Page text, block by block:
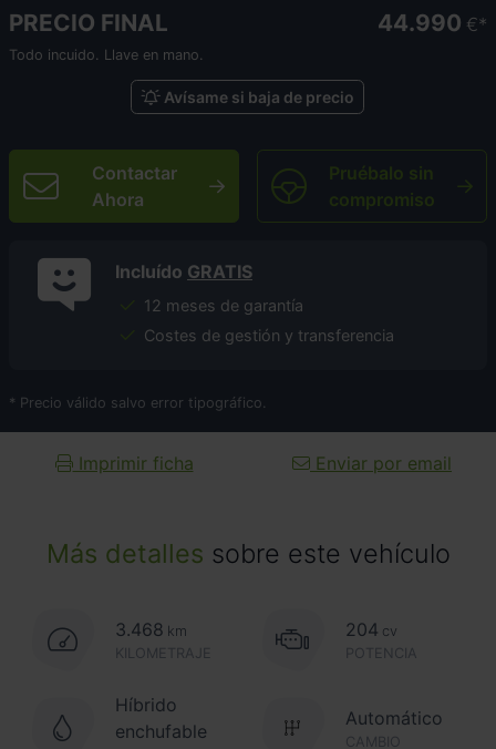
Más detalles sobre este vehículo
3.468 km
KILOMETRAJE
204 cv
POTENCIA
Híbrido
enchufable
CAMBIO
Automático
PRECIO FINAL 44.990 €
Todo incuido. Llave en mano.
Avísame si baja de precio
Contactar
Ahora
Pruébalo sin
compromiso
Incluído GRATIS
12 meses de garantía
Costes de gestión y transferencia
* Precio válido salvo error tipográfico.
Imprimir ficha Enviar por email